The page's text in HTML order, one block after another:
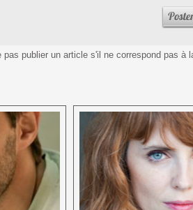
pas publier un article s'il ne correspond pas à